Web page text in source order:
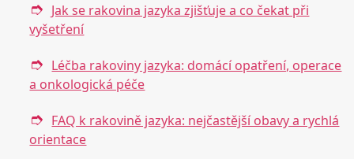
Jak se rakovina jazyka zjišťuje a co čekat při
vyšetření
Léčba rakoviny jazyka: domácí opatření, operace
a onkologická péče
FAQ k rakovině jazyka: nejčastější obavy a rychlá
orientace